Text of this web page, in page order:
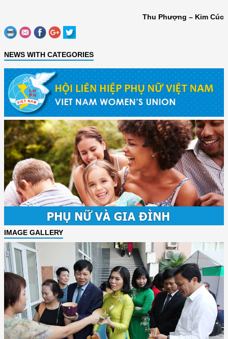
Thu Phượng – Kim Cúc
NEWS WITH CATEGORIES
IMAGE GALLERY